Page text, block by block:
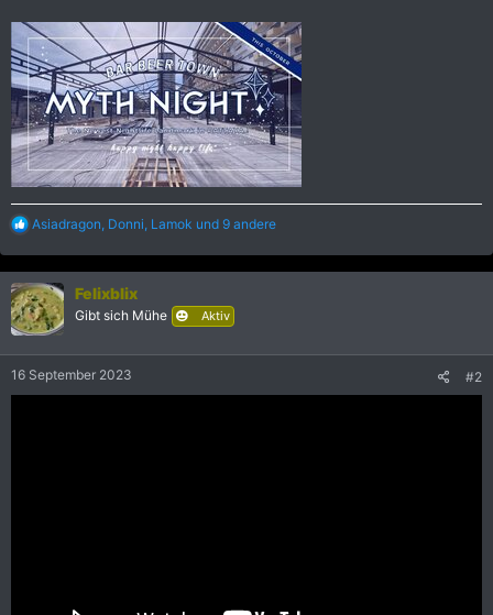
R
a
k
t
i
o
n
:
Asiadragon, Donni, Lamok und 9 andere
Felixblix
Gibt sich Mühe Aktiv
16 September 2023 #2